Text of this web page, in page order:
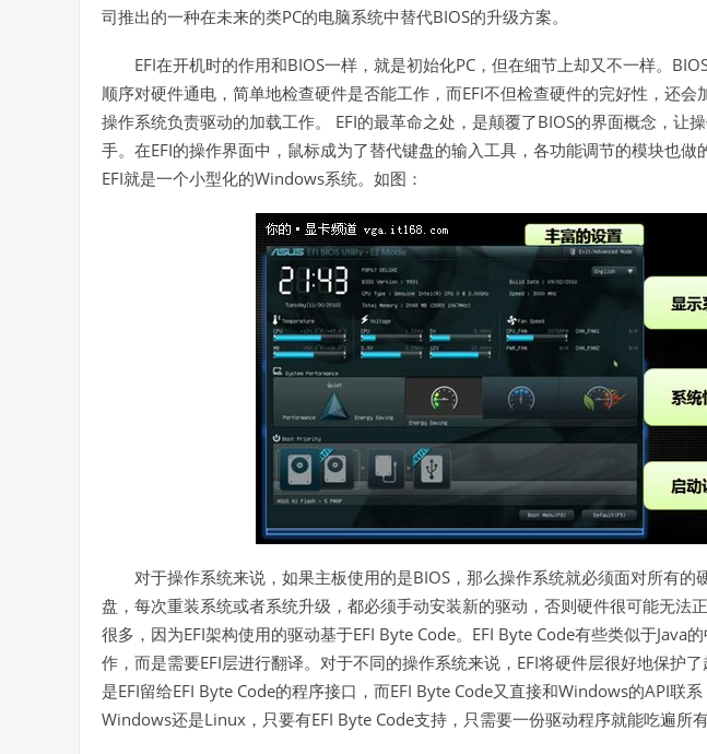
司推出的一种在未来的类PC的电脑系统中替代BIOS的升级方案。
EFI在开机时的作用和BIOS一样，就是初始化PC ，但在细节上却又不一样。
顺序对硬件通电，简单地检查硬件是否能工作，而EFI不但检查硬件的完好性，还会
操作系统负责驱动的加载工作。
EFI的最革命之处，是颠覆了BIOS的界面概念，让
手。在EFI的操作界面中，鼠标成为了替代键盘的输入工具，各功能调节的模块也做
EFI就是一个小型化的Windows系统。如图：
对于操作系统来说，如果主板使用的是BIOS ，那么操作系统就必须面对所有
盘，每次重装系统或者系统升级，都必须手动安装新的驱动，否则硬件很可能无法
很多，因为EFI架构使用的驱动基于EFI Byte Code。 EFI Byte Code有些类似于Java
作，而是需要EFI层进行翻译。对于不同的操作系统来说， EFI将硬件层很好地保护
是EFI留给EFI Byte Code的程序接口，而EFI Byte Code又直接和Windows的API联系
Windows还是Linux ，只要有EFI Byte Code支持，只需要一份驱动程序就能吃遍所